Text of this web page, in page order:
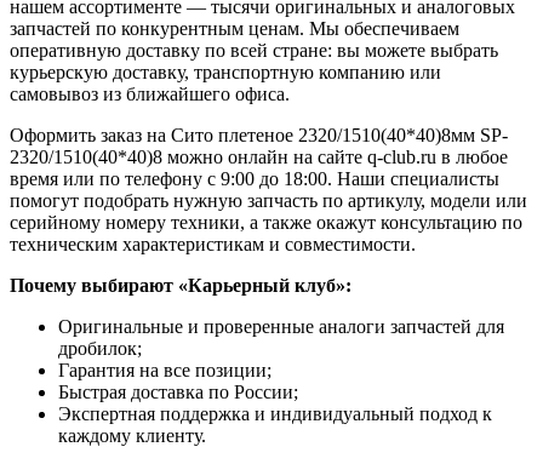
нашем ассортименте — тысячи оригинальных и аналоговых
запчастей по конкурентным ценам. Мы обеспечиваем
оперативную доставку по всей стране: вы можете выбрать
курьерскую доставку, транспортную компанию или
самовывоз из ближайшего офиса.
Оформить заказ на Сито плетеное 2320/1510(40*40)8мм SP-
2320/1510(40*40)8 можно онлайн на сайте q-club.ru в любое
время или по телефону с 9:00 до 18:00. Наши специалисты
помогут подобрать нужную запчасть по артикулу, модели или
серийному номеру техники, а также окажут консультацию по
техническим характеристикам и совместимости.
Почему выбирают «Карьерный клуб»:
Оригинальные и проверенные аналоги запчастей для
дробилок;
Гарантия на все позиции;
Быстрая доставка по России;
Экспертная поддержка и индивидуальный подход к
каждому клиенту.